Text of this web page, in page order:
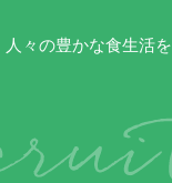
々の豊かな食生活を